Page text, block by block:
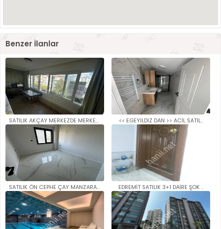
Benzer İlanlar
SATILIK AKÇAY MERKEZDE MERKEZİ.. << EGEYILDIZ DAN >> ACİL SATIL..
SATILIK ÖN CEPHE ÇAY MANZARALI.. EDREMİT SATILIK 3+1 DAİRE ŞOK ..